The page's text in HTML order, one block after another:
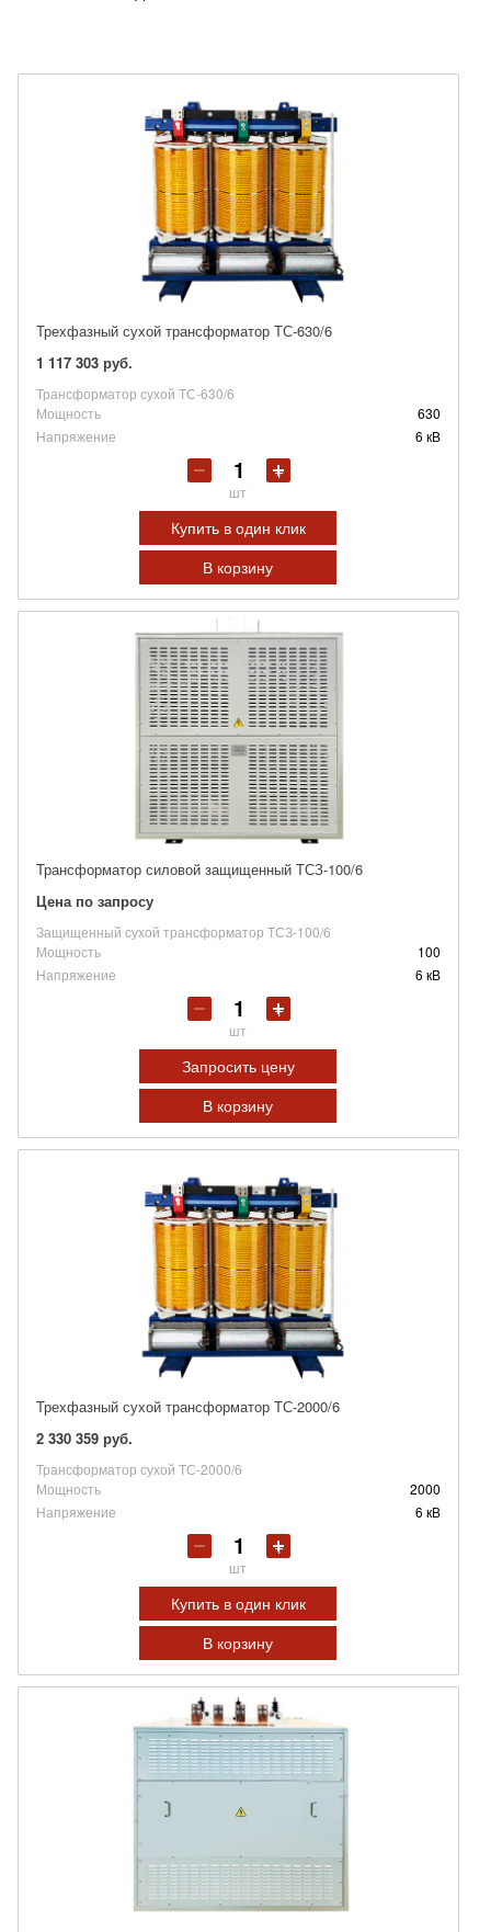
Трехфазный сухой трансформатор ТС-630/6
1 117 303 руб.
Трансформатор сухой ТС-630/6
Мощность
630
Напряжение
6 кВ
шт
Купить в один клик
В корзину
Трансформатор силовой защищенный ТСЗ-100/6
Цена по запросу
Защищенный сухой трансформатор ТСЗ-100/6
Мощность
100
Напряжение
6 кВ
шт
Запросить цену
В корзину
Трехфазный сухой трансформатор ТС-2000/6
2 330 359 руб.
Трансформатор сухой ТС-2000/6
Мощность
2000
Напряжение
6 кВ
шт
Купить в один клик
В корзину